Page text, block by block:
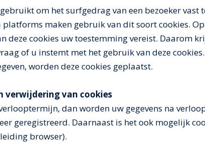
om het surfgedrag van een bezoeker vast
platforms maken gebruik van dit soort cookies.
deze cookies uw toestemming vereist. Daarom
of u instemt met het gebruik van deze
worden deze cookies geplaatst.
verwijdering van cookies
dan worden uw gegevens na
geregistreerd. Daarnaast is het ook mogelijk
browser).